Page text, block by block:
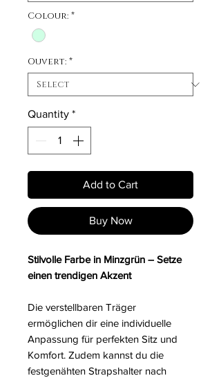
Colour: *
Ouvert: *
Quantity *
Add to Cart
Buy Now
Stilvolle Farbe in Minzgrün – Setze
einen trendigen Akzent
Die verstellbaren Träger
ermöglichen dir eine individuelle
Anpassung für perfekten Sitz und
Komfort. Zudem kannst du die
festgenähten Strapshalter nach